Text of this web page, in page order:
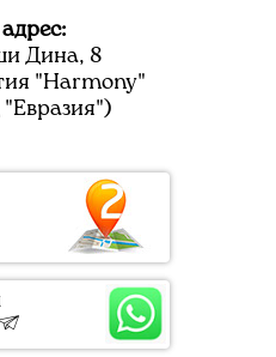
Дина, 8
"Harmony"
"Евразия")